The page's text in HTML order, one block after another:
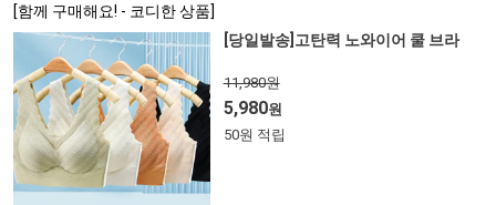
[함께 구매해요! - 코디한 상품]
[당일발송]고탄력 노와이어 쿨 브라
11,980원
5,980원
50원 적립